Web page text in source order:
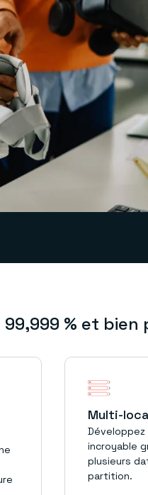
% et bien
Multi-
incroyable
plusieurs
partition.